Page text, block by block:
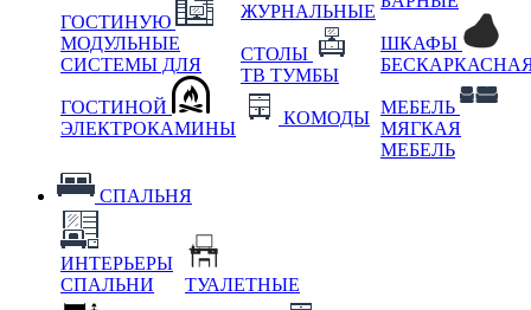
ГОСТИНУЮ
МОДУЛЬНЫЕ
СИСТЕМЫ ДЛЯ
ГОСТИНОЙ
ЭЛЕКТРОКАМИНЫ
ЖУРНАЛЬНЫЕ
СТОЛЫ
ТВ ТУМБЫ
КОМОДЫ
ШКАФЫ
МЕБЕЛЬ
МЯГКАЯ
МЕБЕЛЬ
СПАЛЬНЯ
ИНТЕРЬЕРЫ
СПАЛЬНИ
ТУАЛЕТНЫЕ